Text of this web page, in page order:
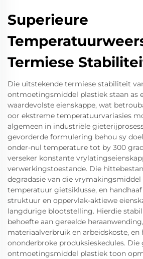
Superieure
Termiese
Die uitstekende termiese stabiliteit
ontmoetingsmiddel plastiek staan as
waardevolste eienskappe, wat
oor ekstreme temperatuurvariasies
algemeen in industriële
gevorderde formulering behou sy
onder-nul temperature tot by 300
verseker konstante
verwerkingstoestande. Die
degradasie van die vrymakingsmiddel
temperatuur gietsiklusse, en
struktuur en oppervlak-aktiewe
langdurige blootstelling. Hierdie
behoefte aan gereelde
materiaalverbruik en arbeidskoste, en
ononderbroke produksieskedules.
ontmoetingsmiddel plastiek toon